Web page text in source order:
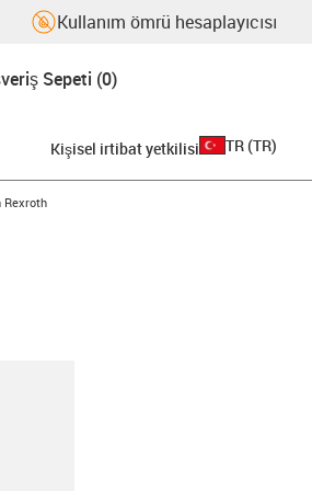
Kullanım ömrü hesaplayıcısı
Sepeti (0)
Kişisel irtibat yetkilisi TR (TR)